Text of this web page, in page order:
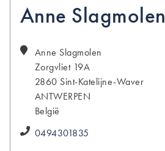
Anne Slagmolen
Anne Slagmolen
Zorgvliet 19A
2860 Sint-Katelijne-Waver
ANTWERPEN
België
0494301835